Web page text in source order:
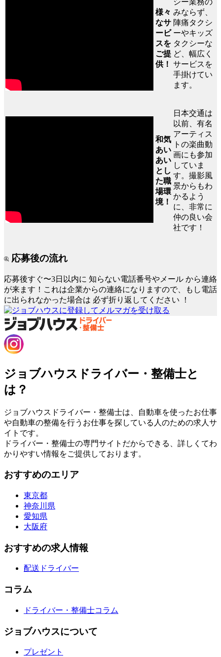
様々
なサ
ービ
スを
ご提
供！
シー業務の
みならず、
陣痛タクシ
ーやキッズ
タクシーな
ど、幅広く
サービスを
手掛けてい
ます。
和気
あい
あい
とし
た職
場環
境！
日本交通は
以前、有名
アーティス
トの楽曲動
画にも参加
していま
す。撮影風
景からもわ
かるよう
に、非常に
仲の良い会
社です！
応募後の流れ
応募後すぐ〜3日以内に 知らない電話番号やメール から連絡
が来ます！これは企業からの連絡になりますので、もし電話
に出られなかった場合は 必ず折り返してください ！
ジョブハウスドライバー・整備士と
は？
ジョブハウスドライバー・整備士は、自動車を使ったお仕事
や自動車の整備を行うお仕事を探している人のための求人サ
イトです。
ドライバー・整備士の専門サイトだからできる、詳しくてわ
かりやすい情報をご提供しております。
おすすめのエリア
東京都
神奈川県
愛知県
大阪府
おすすめの求人情報
配送ドライバー
コラム
ドライバー・整備士コラム
ジョブハウスについて
プレゼント